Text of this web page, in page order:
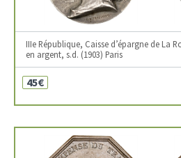
IIIe République, Caisse d’épargne de La
en argent, s.d. (1903) Paris
45€